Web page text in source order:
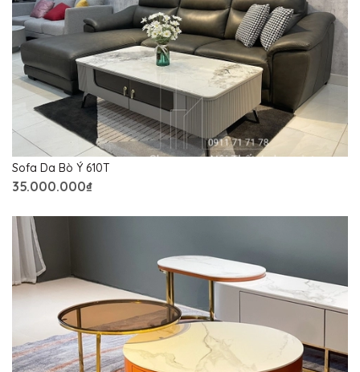
Sofa Da Bò Ý 610T
35.000.000₫